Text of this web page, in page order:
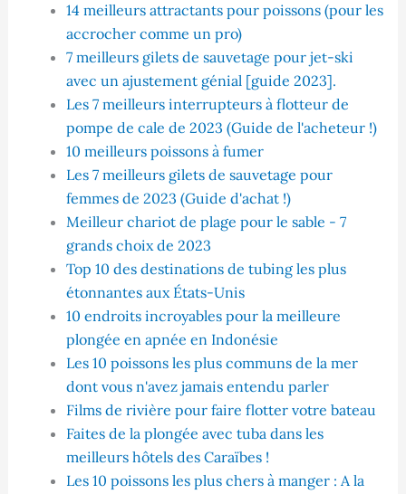
14 meilleurs attractants pour poissons (pour les
accrocher comme un pro)
7 meilleurs gilets de sauvetage pour jet-ski
avec un ajustement génial [guide 2023].
Les 7 meilleurs interrupteurs à flotteur de
pompe de cale de 2023 (Guide de l'acheteur !)
10 meilleurs poissons à fumer
Les 7 meilleurs gilets de sauvetage pour
femmes de 2023 (Guide d'achat !)
Meilleur chariot de plage pour le sable - 7
grands choix de 2023
Top 10 des destinations de tubing les plus
étonnantes aux États-Unis
10 endroits incroyables pour la meilleure
plongée en apnée en Indonésie
Les 10 poissons les plus communs de la mer
dont vous n'avez jamais entendu parler
Films de rivière pour faire flotter votre bateau
Faites de la plongée avec tuba dans les
meilleurs hôtels des Caraïbes !
Les 10 poissons les plus chers à manger : A la